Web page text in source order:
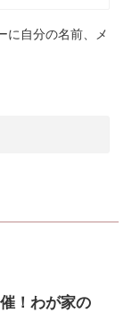
に自分の名前、メ
！わが家の